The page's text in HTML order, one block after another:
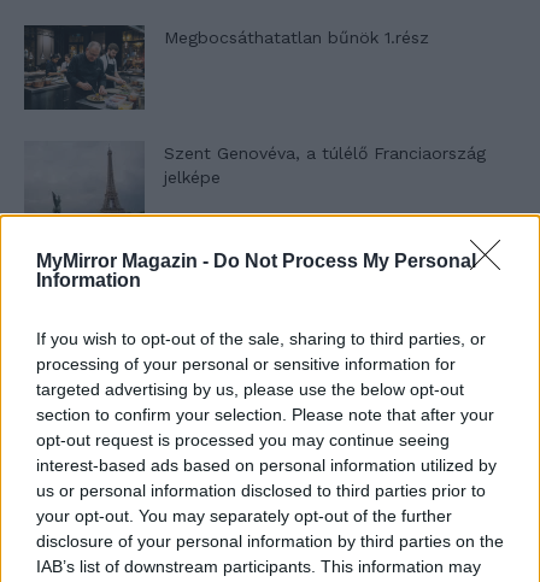
MyMirror Magazin - Do Not Process My Personal
Information
If you wish to opt-out of the sale, sharing to third parties, or
processing of your personal or sensitive information for
targeted advertising by us, please use the below opt-out
section to confirm your selection. Please note that after your
opt-out request is processed you may continue seeing
interest-based ads based on personal information utilized by
us or personal information disclosed to third parties prior to
your opt-out. You may separately opt-out of the further
disclosure of your personal information by third parties on the
IAB’s list of downstream participants. This information may
Megbocsáthatatlan bűnök 1.rész
Szent Genovéva, a túlélő Franciaország
jelképe
Minka 12. rész
Minka 11. rész
T. szereti a fiatal lányokat 14. rész